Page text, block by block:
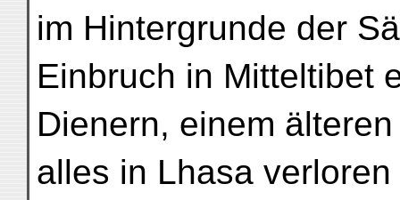
im Hintergrunde der
Einbruch in Mitteltibet
Dienern, einem
alles in Lhasa